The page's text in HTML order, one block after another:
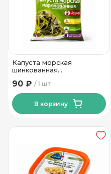
Капуста морская
шинкованная
300 гр 1 шт
90 ₽
В корзину